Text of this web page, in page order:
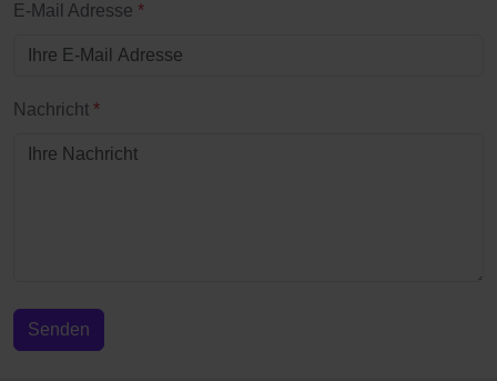
E-Mail Adresse *
Nachricht *
Senden